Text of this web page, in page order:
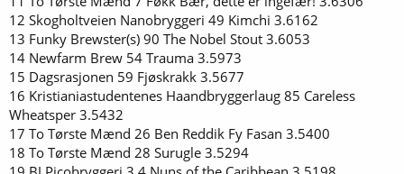
12 Skogholtveien Nanobryggeri 49 Kimchi 3.6162
13 Funky Brewster(s) 90 The Nobel Stout 3.6053
14 Newfarm Brew 54 Trauma 3.5973
15 Dagsrasjonen 59 Fjøskrakk 3.5677
16 Kristianiastudentenes Haandbryggerlaug 85 Careless
Wheatsper 3.5432
17 To Tørste Mænd 26 Ben Reddik Fy Fasan 3.5400
18 To Tørste Mænd 28 Surugle 3.5294